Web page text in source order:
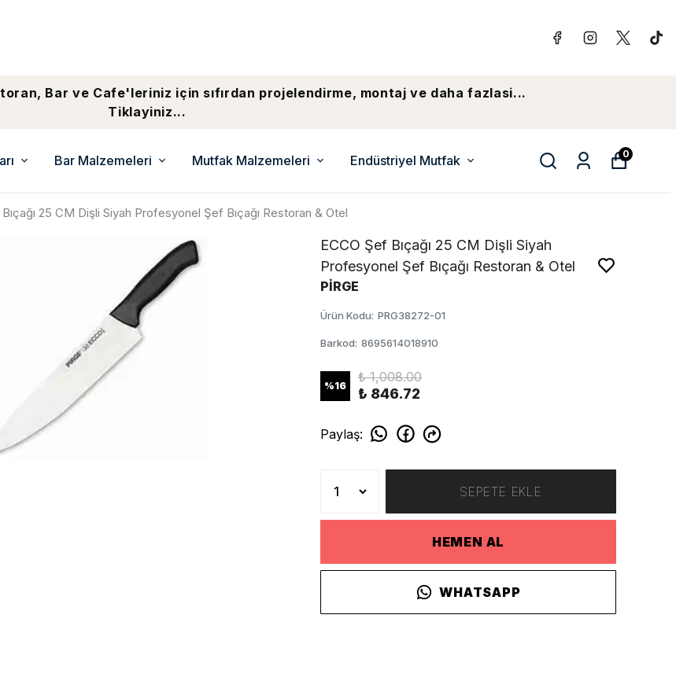
Bar ve Cafe'leriniz için sıfırdan projelendirme, montaj ve daha fazlasi...
Tiklayiniz...
Bar Malzemeleri Mutfak Malzemeleri Endüstriyel Mutfak 0
25 CM Dişli Siyah Profesyonel Şef Bıçağı Restoran & Otel
ECCO Şef Bıçağı 25 CM Dişli Siyah
Profesyonel Şef Bıçağı Restoran & Otel
PİRGE
Ürün Kodu: PRG38272-01
Barkod: 8695614018910
%16
₺ 1,008.00
₺ 846.72
Paylaş:
SEPETE EKLE
HEMEN AL
WHATSAPP